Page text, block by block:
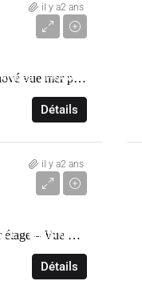
il y a2 ans
FRANCECannes croisette – 3 pièces entièrement rénové vue mer panoramique
Détails
il y a2 ans
PARIS 7ÈME
À vendre – Appartement 3 suites – Dernier étage – Vue Tour Eiffel
Détails